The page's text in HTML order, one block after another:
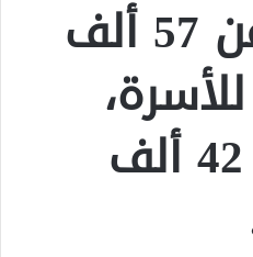
التنفيذية- عن 57 ألف
وللأعزب عن 42 ألف